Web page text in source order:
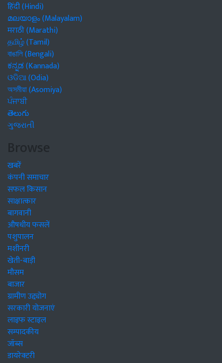
हिंदी (Hindi)
മലയാളം (Malayalam)
मराठी (Marathi)
தமிழ் (Tamil)
বাঙালি (Bengali)
ಕನ್ನಡ (Kannada)
ଓଡିଆ (Odia)
অসমীয়া (Asomiya)
ਪੰਜਾਬੀ
తెలుగు
ગુજરાતી
Browse
खबरें
कंपनी समाचार
सफल किसान
साक्षात्कार
बागवानी
औषधीय फसलें
पशुपालन
मशीनरी
खेती-बाड़ी
मौसम
बाजार
ग्रामीण उद्द्योग
सरकारी योजनाएं
लाइफ स्टाइल
सम्पादकीय
जॉब्स
डायरेक्टरी